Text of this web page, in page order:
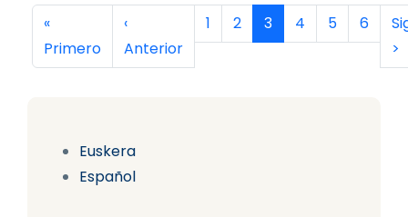
Euskera
Español
Paginación
Primera página
«
Primero
Página anterior
‹
Anterior
Página
1 Página
2 Página actual
3 Página
4 Página
5 Página
6
>